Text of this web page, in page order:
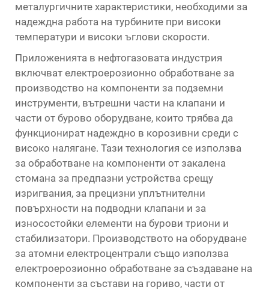
металургичните характеристики, необходими за
надеждна работа на турбините при високи
температури и високи ъглови скорости.
Приложенията в нефтогазовата индустрия
включват електроерозионно обработване за
производство на компоненти за подземни
инструменти, вътрешни части на клапани и
части от бурово оборудване, които трябва да
функционират надеждно в корозивни среди с
високо налягане. Тази технология се използва
за обработване на компоненти от закалена
стомана за предпазни устройства срещу
изригвания, за прецизни уплътнителни
повърхности на подводни клапани и за
износостойки елементи на бурови триони и
стабилизатори. Производството на оборудване
за атомни електроцентрали също използва
електроерозионно обработване за създаване на
компоненти за състави на гориво, части от